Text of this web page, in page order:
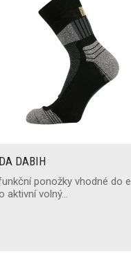
DABIH
ponožky vhodné do
aktivní volný…